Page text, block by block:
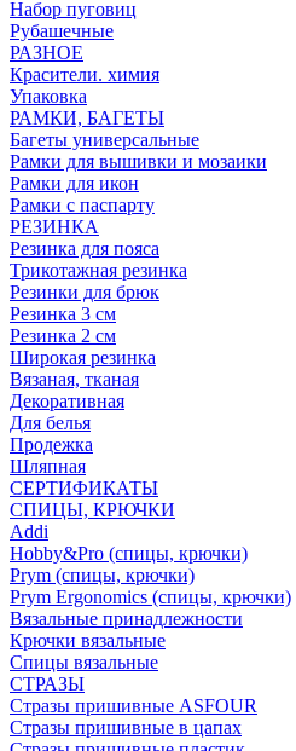
Набор пуговиц
Рубашечные
РАЗНОЕ
Красители. химия
Упаковка
РАМКИ, БАГЕТЫ
Багеты универсальные
Рамки для вышивки и мозаики
Рамки для икон
Рамки с паспарту
РЕЗИНКА
Резинка для пояса
Трикотажная резинка
Резинки для брюк
Резинка 3 см
Резинка 2 см
Широкая резинка
Вязаная, тканая
Декоративная
Для белья
Продежка
Шляпная
СЕРТИФИКАТЫ
СПИЦЫ, КРЮЧКИ
Addi
Hobby&Pro (спицы, крючки)
Prym (спицы, крючки)
Prym Ergonomics (спицы, крючки)
Вязальные принадлежности
Крючки вязальные
Спицы вязальные
СТРАЗЫ
Стразы пришивные ASFOUR
Стразы пришивные в цапах